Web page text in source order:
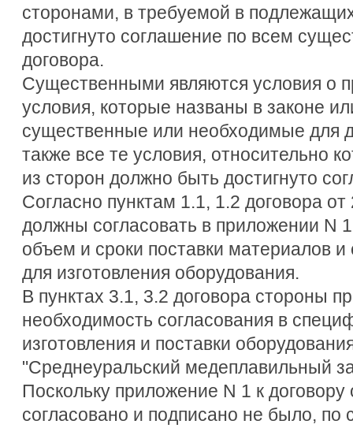
сторонами, в требуемой в
достигнуто соглашение по всем
договора.
Существенными являются условия о
условия, которые названы в законе
существенные или необходимые для
также все те условия, относительно
из сторон должно быть достигнуто
Согласно пунктам 1.1, 1.2 договора
должны согласовать в приложении N
объем и сроки поставки материалов
для изготовления оборудования.
В пунктах 3.1, 3.2 договора стороны
необходимость согласования в
изготовления и поставки
"Среднеуральский медеплавильный
Поскольку приложение N 1 к договору
согласовано и подписано не было,